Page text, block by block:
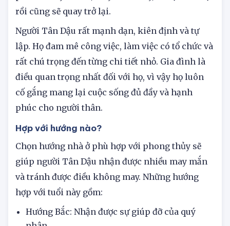
phá tài. Tuy nhiên, may mắn thay, tài lộc của họ
rồi cũng sẽ quay trở lại.
Người Tân Dậu rất mạnh dạn, kiên định và tự
lập. Họ đam mê công việc, làm việc có tổ chức và
rất chú trọng đến từng chi tiết nhỏ. Gia đình là
điều quan trọng nhất đối với họ, vì vậy họ luôn
cố gắng mang lại cuộc sống đủ đầy và hạnh
Hợp với hướng nào?
Chọn hướng nhà ở phù hợp với phong thủy sẽ
giúp người Tân Dậu nhận được nhiều may mắn
và tránh được điều không may. Những hướng
hợp với tuổi này gồm: